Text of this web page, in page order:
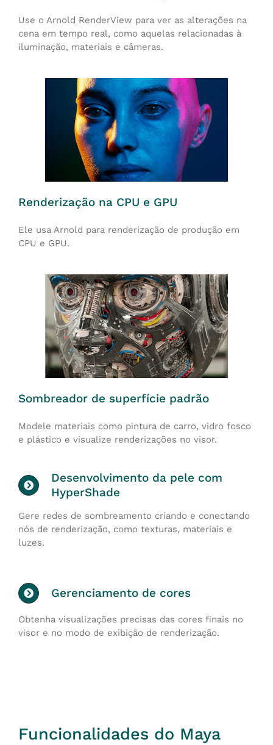
Use o Arnold RenderView para ver as alterações na
cena em tempo real, como aquelas relacionadas à
iluminação, materiais e câmeras.
Renderização na CPU e GPU
Ele usa Arnold para renderização de produção em
CPU e GPU.
Sombreador de superfície padrão
Modele materiais como pintura de carro, vidro fosco
e plástico e visualize renderizações no visor.
Desenvolvimento da pele com
HyperShade
Gere redes de sombreamento criando e conectando
nós de renderização, como texturas, materiais e
luzes.
Gerenciamento de cores
Obtenha visualizações precisas das cores finais no
visor e no modo de exibição de renderização.
Funcionalidades do Maya